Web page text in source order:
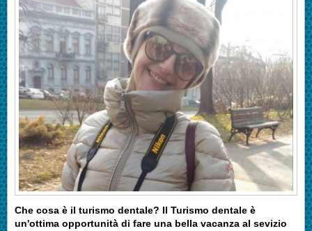
Che cosa è il turismo dentale? Il Turismo dentale è
un'ottima opportunità di fare una bella vacanza al sevizio